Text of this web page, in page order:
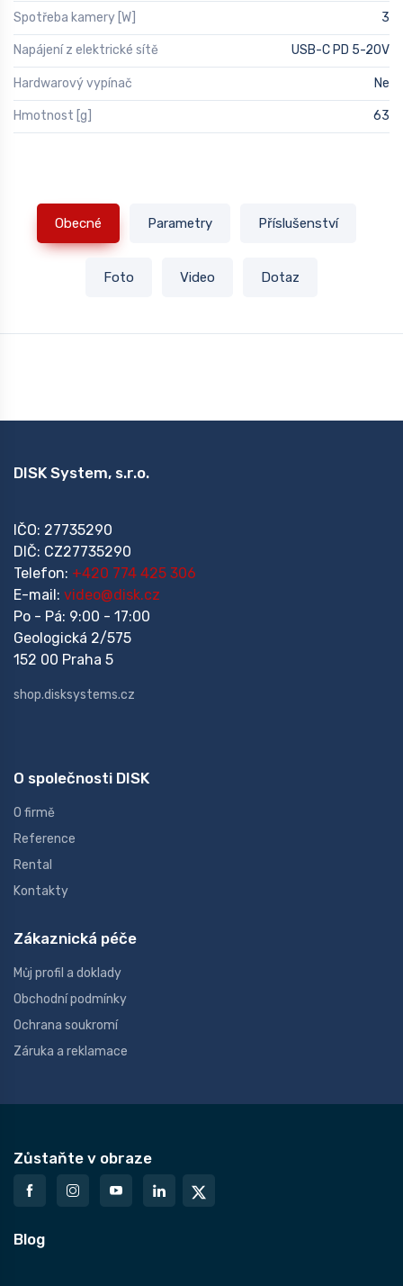
Spotřeba kamery [W] 3
Napájení z elektrické sítě USB-C PD 5-20V
Hardwarový vypínač Ne
Hmotnost [g] 63
Obecné Parametry Příslušenství
Foto Video Dotaz
DISK System, s.r.o.
IČO: 27735290
DIČ: CZ27735290
Telefon: +420 774 425 306
E-mail: video@disk.cz
Po - Pá: 9:00 - 17:00
Geologická 2/575
152 00 Praha 5
shop.disksystems.cz
O společnosti DISK
O firmě
Reference
Rental
Kontakty
Zákaznická péče
Můj profil a doklady
Obchodní podmínky
Ochrana soukromí
Záruka a reklamace
Zůstaňte v obraze
Blog